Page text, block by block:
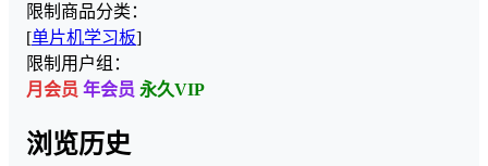
限制商品分类：
[单片机学习板]
限制用户组：
月会员 年会员 永久VIP
浏览历史